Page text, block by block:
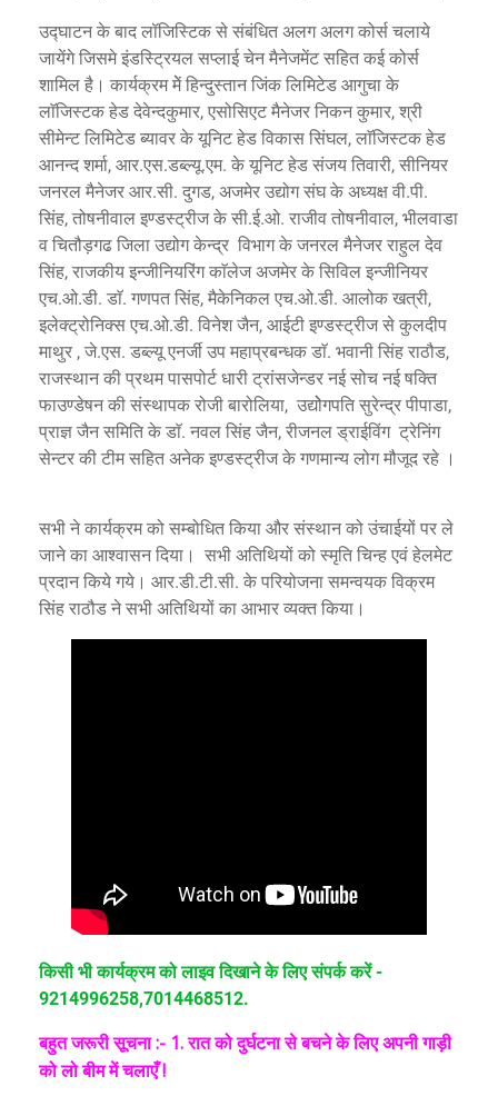
उद्घाटन के बाद लॉजिस्टिक से संबंधित अलग अलग कोर्स चलाये
जायेंगे जिसमे इंडस्ट्रियल सप्लाई चेन मैनेजमेंट सहित कई कोर्स
शामिल है। कार्यक्रम मेें हिन्दुस्तान जिंक लिमिटेड आगुचा के
लाॅजिस्टक हेड देवेन्दकुमार, एसोसिएट मैनेजर निकन कुमार, श्री
सीमेन्ट लिमिटेड ब्यावर के यूनिट हेड विकास सिंघल, लाॅजिस्टक हेड
आनन्द शर्मा, आर.एस.डब्ल्यू.एम. के यूनिट हेड संजय तिवारी, सीनियर
जनरल मैनेजर आर.सी. दुगड, अजमेर उद्योग संघ के अध्यक्ष वी.पी.
सिंह, तोषनीवाल इण्डस्ट्रीज के सी.ई.ओ. राजीव तोषनीवाल, भीलवाडा
व चितौड़गढ जिला उद्योग केन्द्र विभाग के जनरल मैनेजर राहुल देव
सिंह, राजकीय इन्जीनियरिंग काॅलेज अजमेर के सिविल इन्जीनियर
एच.ओ.डी. डाॅ. गणपत सिंह, मैकेनिकल एच.ओ.डी. आलोक खत्री,
इलेक्ट्रोनिक्स एच.ओ.डी. विनेश जैन, आईटी इण्डस्ट्रीज से कुलदीप
माथुर , जे.एस. डब्ल्यू एनर्जी उप महाप्रबन्धक डाॅ. भवानी सिंह राठौड,
राजस्थान की प्रथम पासपोर्ट धारी ट्रांसजेन्डर नई सोच नई षक्ति
फाउण्डेषन की संस्थापक रोजी बारोलिया, उद्योेगपति सुरेन्द्र पीपाडा,
प्राज्ञ जैन समिति के डाॅ. नवल सिंह जैन, रीजनल ड्राईविंग ट्रेनिंग
सेन्टर की टीम सहित अनेक इण्डस्ट्रीज के गणमान्य लोग मौजूद रहे ।
सभी ने कार्यक्रम को सम्बोधित किया और संस्थान को उंचाईयों पर ले
जाने का आश्वासन दिया। सभी अतिथियों को स्मृति चिन्ह एवं हेलमेट
प्रदान किये गये। आर.डी.टी.सी. के परियोजना समन्वयक विक्रम
सिंह राठौड ने सभी अतिथियों का आभार व्यक्त किया।
किसी भी कार्यक्रम को लाइव दिखाने के लिए संपर्क करें -
9214996258,7014468512.
बहुत जरूरी सूचना :- 1. रात को दुर्घटना से बचने के लिए अपनी गाड़ी
को लो बीम में चलाएँ !